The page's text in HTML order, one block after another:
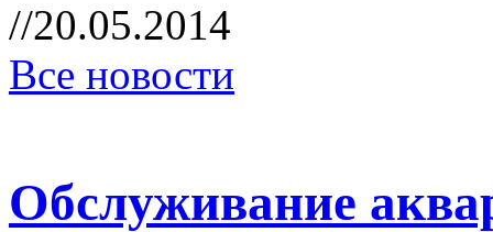
//20.05.2014
Все новости
Обслуживание